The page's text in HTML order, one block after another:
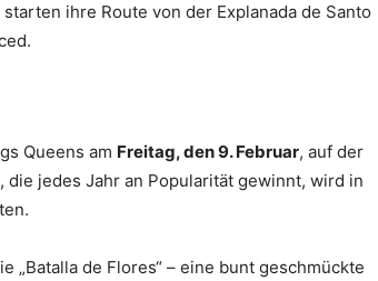
ihre Route von der Explanada de Santo
Queens am Freitag, den 9. Februar, auf der
die jedes Jahr an Popularität gewinnt, wird in
„Batalla de Flores“ – eine bunt geschmückte